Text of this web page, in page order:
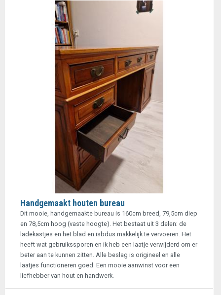
Handgemaakt houten bureau
Dit mooie, handgemaakte bureau is 160cm breed, 79,5cm diep
en 78,5cm hoog (vaste hoogte). Het bestaat uit 3 delen: de
ladekastjes en het blad en isbdus makkelijk te vervoeren. Het
heeft wat gebruikssporen en ik heb een laatje verwijderd om er
beter aan te kunnen zitten. Alle beslag is origineel en alle
laatjes functioneren goed. Een mooie aanwinst voor een
liefhebber van hout en handwerk.